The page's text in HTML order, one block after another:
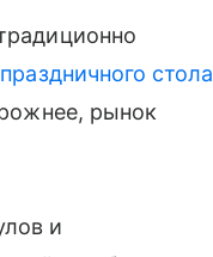
стола
рынок
и